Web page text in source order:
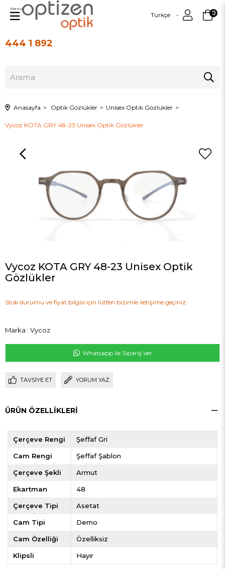
444 1 892
Türkçe 0
Menu
Anasayfa Optik Gözlükler Unisex Optik Gözlükler
Vycoz KOTA GRY 48-23 Unisex Optik Gözlükler
Vycoz KOTA GRY 48-23 Unisex Optik
Gözlükler
Stok durumu ve fiyat bilgisi için lütfen bizimle iletişime geçiniz.
Marka : Vycoz
Whatsapp ile Sipariş Ver
TAVSIYE ET YORUM YAZ
ÜRÜN ÖZELLIKLERI
Çerçeve Rengi Şeffaf Gri
Cam Rengi Şeffaf Şablon
Çerçeve Şekli Armut
Ekartman 48
Çerçeve Tipi Asetat
Cam Tipi Demo
Cam Özelliği Özelliksiz
Klipsli Hayır